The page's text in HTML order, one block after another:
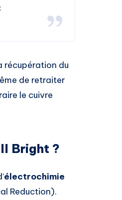
récupération du
de retraiter
le cuivre
Bright ?
électrochimie
Reduction).